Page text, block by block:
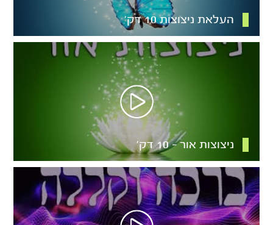
העלאת ניצוצות 10 דק’
ניצוצות אור – 10 דק’